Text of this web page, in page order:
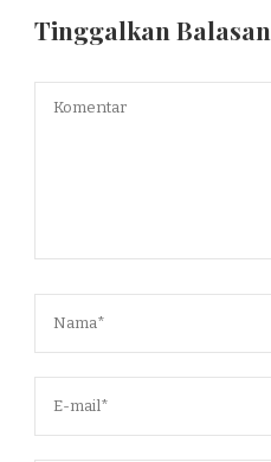
Tinggalkan Balasan